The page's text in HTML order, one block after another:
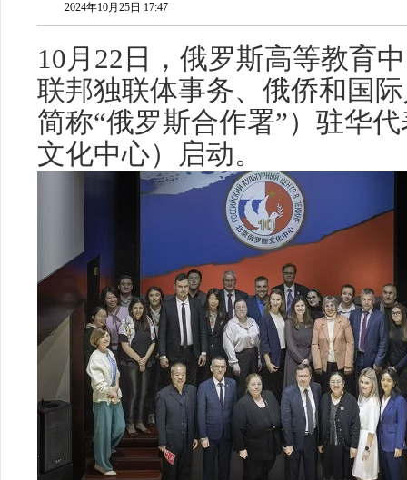
2024年10月25日 17:47
10月22日，俄罗斯高等教育
联邦独联体事务、俄侨和国
简称“俄罗斯合作署”）驻华
文化中心）启动。